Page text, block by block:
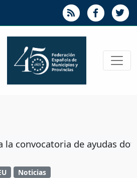
la convocatoria de ayudas
Noticias